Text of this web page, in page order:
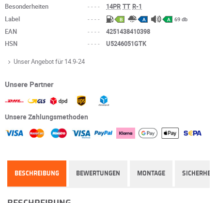
Besonderheiten ---- 14PR TT R-1
Label
---- B A A 69 db
EAN ----
4251438410398
HSN
---- U5246051GTK
Unser Angebot für 14.9-24
Unsere Partner
Unsere Zahlungsmethoden
BESCHREIBUNG BEWERTUNGEN MONTAGE SICHERHEIT